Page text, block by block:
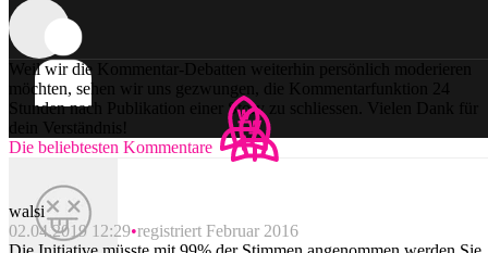
Weil wir die Kommentar-Debatten weiterhin persönlich moderieren
möchten, sehen wir uns gezwungen, die Kommentarfunktion 24
Stunden nach Publikation einer Story zu schliessen. Vielen Dank für
dein Verständnis!
Die beliebtesten Kommentare
walsi
02.04.2019 12:29 registriert Februar 2016